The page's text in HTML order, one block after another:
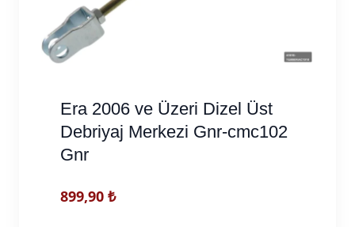
Era 2006 ve Üzeri Dizel Üst
Debriyaj Merkezi Gnr-cmc102
Gnr
899,90 ₺